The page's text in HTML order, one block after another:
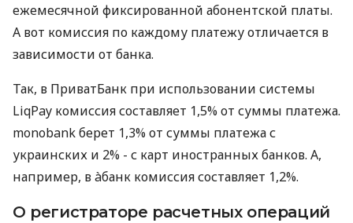
ежемесячной фиксированной абонентской платы.
А вот комиссия по каждому платежу отличается в
зависимости от банка.
Так, в ПриватБанк при использовании системы
LiqPay комиссия составляет 1,5% от суммы платежа.
monobank берет 1,3% от суммы платежа с
украинских и 2% - с карт иностранных банков. А,
например, в àбанк комиссия составляет 1,2%.
О регистраторе расчетных операций